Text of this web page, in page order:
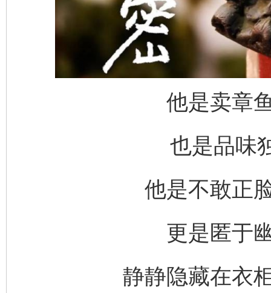
他是卖章
也是品味
他是不敢正
更是匿于
静静隐藏在衣